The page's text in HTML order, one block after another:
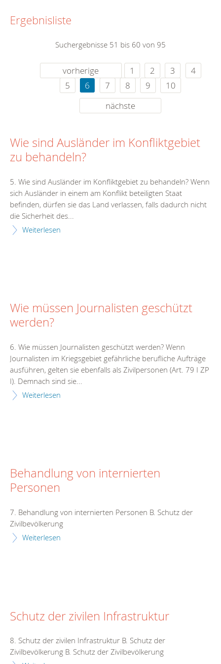
Ergebnisliste
Suchergebnisse 51 bis 60 von 95
vorherige 1 2 3
4
5
6 7 8 9
10
nächste
Wie sind Ausländer im Konfliktgebiet
zu behandeln?
5. Wie sind Ausländer im Konfliktgebiet zu behandeln? Wenn
sich Ausländer in einem am Konflikt beteiligten Staat
befinden, dürfen sie das Land verlassen, falls dadurch nicht
die Sicherheit des...
Weiterlesen
Wie müssen Journalisten geschützt
werden?
6. Wie müssen Journalisten geschützt werden? Wenn
Journalisten im Kriegsgebiet gefährliche berufliche Aufträge
ausführen, gelten sie ebenfalls als Zivilpersonen (Art. 79 I ZP
I). Demnach sind sie...
Weiterlesen
Behandlung von internierten
Personen
7. Behandlung von internierten Personen B. Schutz der
Zivilbevölkerung
Weiterlesen
Schutz der zivilen Infrastruktur
8. Schutz der zivilen Infrastruktur B. Schutz der
Zivilbevölkerung B. Schutz der Zivilbevölkerung